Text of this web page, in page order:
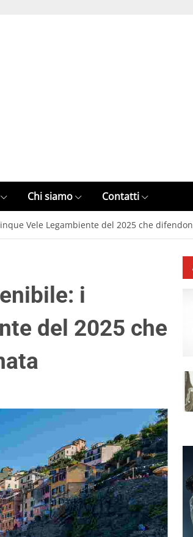
Chi siamo Contatti
Vele Legambiente del 2025 che
i
del 2025 che